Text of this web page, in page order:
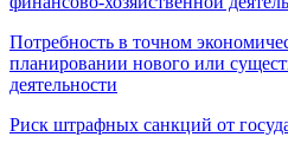
Потребность в точном
планировании нового или
деятельности
Риск штрафных санкций от